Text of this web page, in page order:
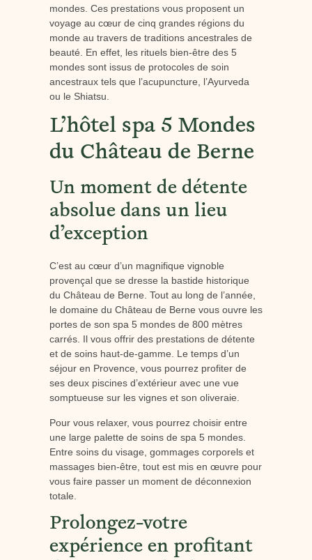
mondes. Ces prestations vous proposent un
voyage au cœur de cinq grandes régions du
monde au travers de traditions ancestrales de
beauté. En effet, les rituels bien-être des 5
mondes sont issus de protocoles de soin
ancestraux tels que l’acupuncture, l’Ayurveda
ou le Shiatsu.
L’hôtel spa 5 Mondes
du Château de Berne
Un moment de détente
absolue dans un lieu
d’exception
C’est au cœur d’un magnifique vignoble
provençal que se dresse la bastide historique
du Château de Berne. Tout au long de l’année,
le domaine du Château de Berne vous ouvre les
portes de son spa 5 mondes de 800 mètres
carrés. Il vous offrir des prestations de détente
et de soins haut-de-gamme. Le temps d’un
séjour en Provence, vous pourrez profiter de
ses deux piscines d’extérieur avec une vue
somptueuse sur les vignes et son oliveraie.
Pour vous relaxer, vous pourrez choisir entre
une large palette de soins de spa 5 mondes.
Entre soins du visage, gommages corporels et
massages bien-être, tout est mis en œuvre pour
vous faire passer un moment de déconnexion
totale.
Prolongez-votre
expérience en profitant